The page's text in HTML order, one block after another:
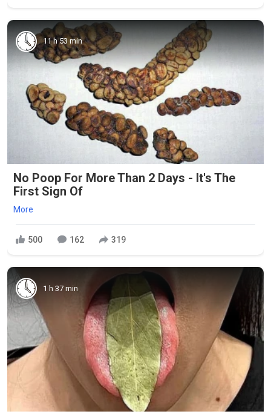
11 h 53 min
No Poop For More Than 2 Days - It's The
First Sign Of
More
500 162 319
1 h 37 min